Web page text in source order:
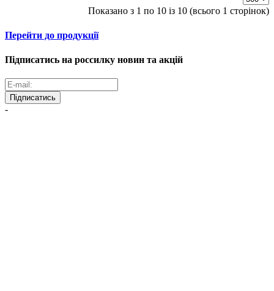
Показано з 1 по 10 із 10 (всього 1 сторінок)
Перейти до продукції
Підписатись на россилку новин та акцій
Підписатись
-